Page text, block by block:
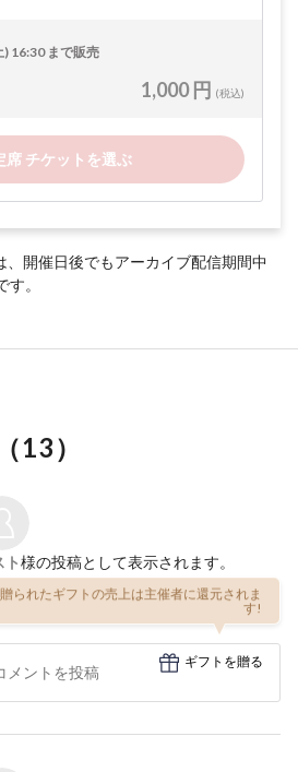
16:30 まで販売
1,000 円 (税込)
席 チケットを選ぶ
開催日後でもアーカイブ配信期間中
。
13）
ト様の投稿として表示されます。
贈られたギフトの売上は主催者に還元されま
す!
ギフトを贈る